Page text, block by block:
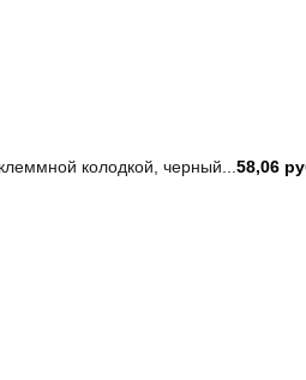
колодкой, черный...58,06